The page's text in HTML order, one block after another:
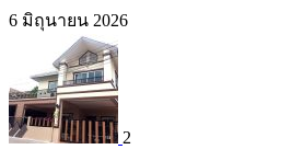
6 มิถุนายน 2026
2